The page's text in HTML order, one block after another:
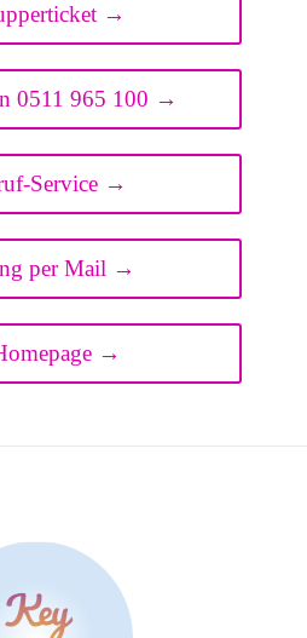
→
0511 965 100 →
Service →
per Mail →
→